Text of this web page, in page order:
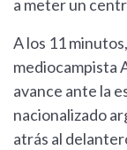
a meter un
A los 11
mediocampista
avance ante la
nacionalizado
atrás al